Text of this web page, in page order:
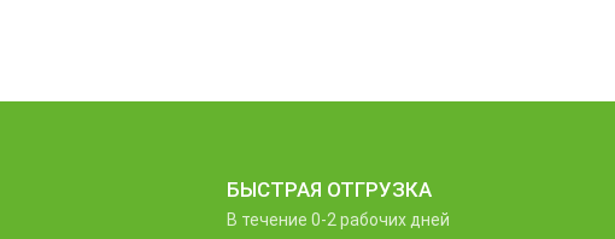
БЫСТРАЯ ОТГРУЗКА
В течение 0-2 рабочих дней